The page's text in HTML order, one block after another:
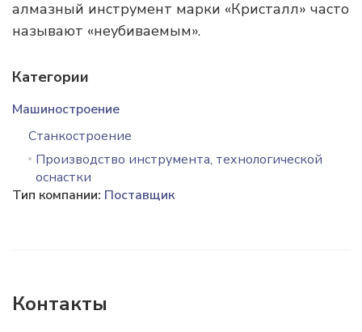
алмазный инструмент марки «Кристалл» часто
называют «неубиваемым».
Категории
Машиностроение
Станкостроение
Производство инструмента, технологической
оснастки
Тип компании: Поставщик
Контакты